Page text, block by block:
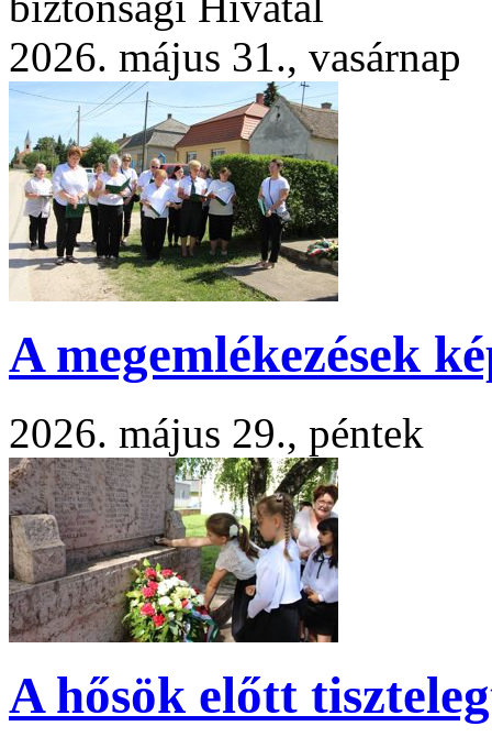
2026. május 31., vasárnap
A megemlékezések
2026. május 29., péntek
A hősök előtt